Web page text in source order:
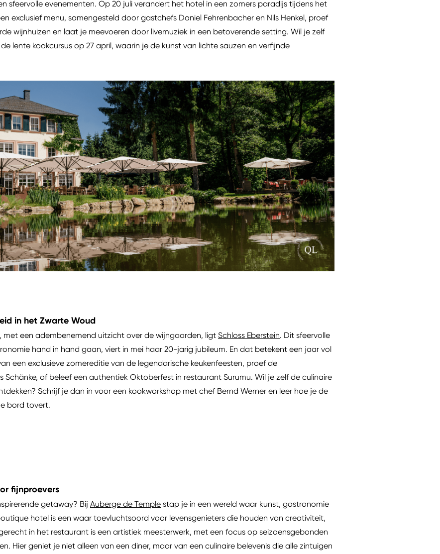
sfeervolle evenementen. Op 20 juli verandert het hotel in een zomers paradijs tijdens het
exclusief menu, samengesteld door gastchefs Daniel Fehrenbacher en Nils Henkel, proef
wijnhuizen en laat je meevoeren door livemuziek in een betoverende setting. Wil je zelf
lente kookcursus op 27 april, waarin je de kunst van lichte sauzen en verfijnde
in het Zwarte Woud
met een adembenemend uitzicht over de wijngaarden, ligt Schloss Eberstein. Dit sfeervolle
hand in hand gaan, viert in mei haar 20-jarig jubileum. En dat betekent een jaar vol
een exclusieve zomereditie van de legendarische keukenfeesten, proef de
Schänke, of beleef een authentiek Oktoberfest in restaurant Surumu. Wil je zelf de culinaire
Schrijf je dan in voor een kookworkshop met chef Bernd Werner en leer hoe je de
bord tovert.
fijnproevers
getaway? Bij Auberge de Temple stap je in een wereld waar kunst, gastronomie
hotel is een waar toevluchtsoord voor levensgenieters die houden van creativiteit,
in het restaurant is een artistiek meesterwerk, met een focus op seizoensgebonden
Hier geniet je niet alleen van een diner, maar van een culinaire belevenis die alle zintuigen